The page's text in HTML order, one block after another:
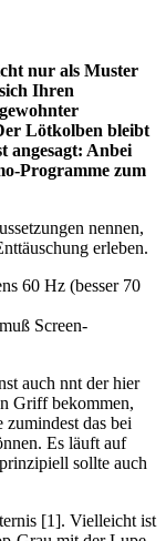
nur als Muster
Ihren
Lötkolben bleibt
angesagt: Anbei
Programme zum
nennen,
erleben.
60 Hz (besser 70
Screen-
auch nnt der hier
Griff bekommen,
das bei
Es läuft auf
sollte auch
[1]. Vielleicht ist